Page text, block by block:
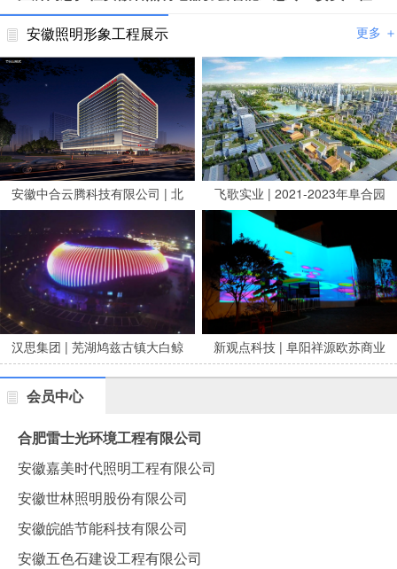
安徽照明形象工程展示
更多 ＋
安徽中合云腾科技有限公司 | 北
京安贞医院安徽医院亮化项目
飞歌实业 | 2021-2023年阜合园
区市政养修服务项目
汉思集团 | 芜湖鸠兹古镇大白鲸
新观点科技 | 阜阳祥源欧苏商业
会员中心
合肥雷士光环境工程有限公司
安徽嘉美时代照明工程有限公司
安徽世林照明股份有限公司
安徽皖皓节能科技有限公司
安徽五色石建设工程有限公司